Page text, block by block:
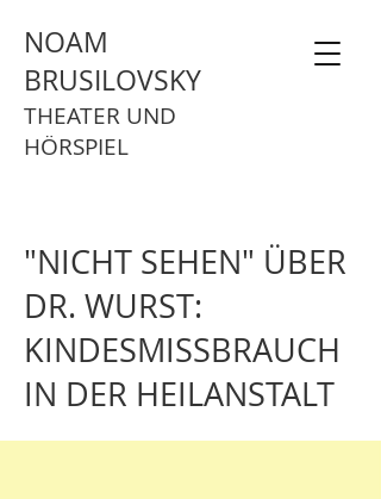
NOAM
BRUSILOVSKY
THEATER UND
HÖRSPIEL
"NICHT SEHEN" ÜBER
DR. WURST:
KINDESMISSBRAUCH
IN DER HEILANSTALT